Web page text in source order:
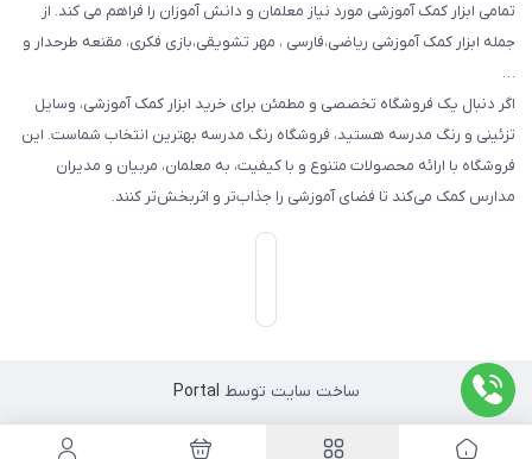
تمامی ابزار کمک آموزشی مورد نیاز معلمان و دانش آموزان را فراهم می کند. از
جمله ابزار کمک آموزشی ریاضی،فارسی ، مهر تشویقی،بازی فکری، مقنعه طرحدار و
…
اگر دنبال یک فروشگاه تخصصی و مطمئن برای خرید ابزار کمک آموزشی، وسایل
تزئینی و رنگ مدرسه هستید، فروشگاه رنگ مدرسه بهترین انتخاب شماست. این
فروشگاه با ارائه محصولات متنوع و با کیفیت، به معلمان، مربیان و مدیران
مدارس کمک می‌کند تا فضای آموزشی را جذاب‌تر و اثربخش‌تر کنند.
ساخت سایت توسط Portal